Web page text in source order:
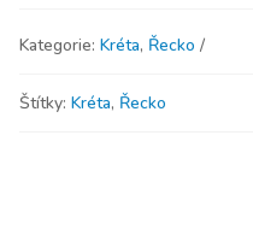
Kategorie: Kréta, Řecko
Štítky: Kréta, Řecko